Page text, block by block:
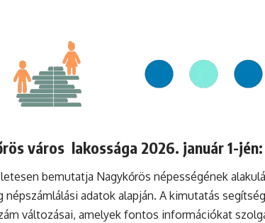
város lakossága 2026. január 1-jén:
bemutatja Nagykőrös népességének
adatok alapján. A kimutatás
változásai, amelyek fontos információkat